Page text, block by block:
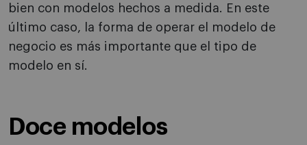
bien con modelos hechos a medida. En este
último caso, la forma de operar el modelo de
negocio es más importante que el tipo de
modelo en sí.
Doce modelos